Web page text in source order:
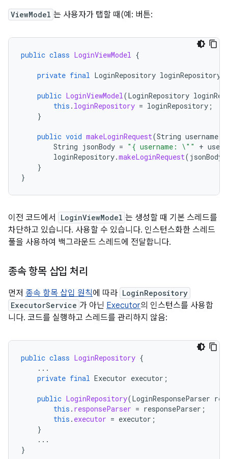
ViewModel 는 사용자가 탭할 때(예: 버튼:
public class LoginViewModel {
private final LoginRepository loginRepository
public LoginViewModel(LoginRepository
this . loginRepository = loginRepository ;
}
public void makeLoginRequest(String username
String jsonBody = "{ username: \"" +
loginRepository.makeLoginRequest( jsonBody
}
}
이전 코드에서 LoginViewModel 는 생성할 때 기본 스레드를
차단하고 있습니다. 사용할 수 있습니다. 인스턴스화한 스레드
풀을 사용하여 백그라운드 스레드에 전달합니다.
종속 항목 삽입 처리
먼저 종속 항목 삽입 원칙에 따라 LoginRepository
ExecutorService 가 아닌 Executor의 인스턴스를 사용합
니다. 코드를 실행하고 스레드를 관리하지 않음:
public class LoginRepository {
...
private final Executor executor ;
public LoginRepository(LoginResponseParser
this . responseParser = responseParser ;
this . executor = executor ;
}
...
}